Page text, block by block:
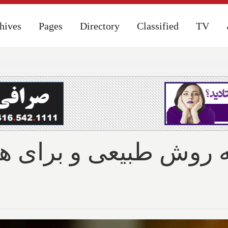
Pages Directory Classified TV
Pages Directory Classified TV
روش طبیعی و